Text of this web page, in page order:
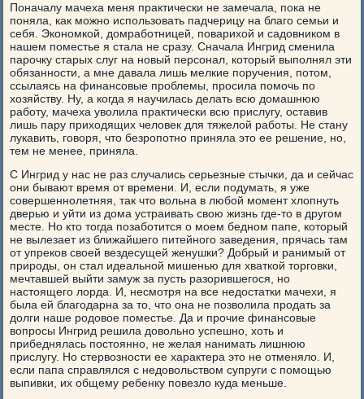
Поначалу мачеха меня практически не замечала, пока не
поняла, как можно использовать падчерицу на благо семьи и
себя. Экономкой, домработницей, поварихой и садовником в
нашем поместье я стала не сразу. Сначала Ингрид сменила
парочку старых слуг на новый персонал, который выполнял эти
обязанности, а мне давала лишь мелкие поручения, потом,
ссылаясь на финансовые проблемы, просила помочь по
хозяйству. Ну, а когда я научилась делать всю домашнюю
работу, мачеха уволила практически всю прислугу, оставив
лишь пару приходящих человек для тяжелой работы. Не стану
лукавить, говоря, что безропотно приняла это ее решение, но,
тем не менее, приняла.
С Ингрид у нас не раз случались серьезные стычки, да и сейчас
они бывают время от времени. И, если подумать, я уже
совершеннолетняя, так что вольна в любой момент хлопнуть
дверью и уйти из дома устраивать свою жизнь где-то в другом
месте. Но кто тогда позаботится о моем бедном папе, который
не вылезает из ближайшего питейного заведения, прячась там
от упреков своей вездесущей женушки? Добрый и ранимый от
природы, он стал идеальной мишенью для хваткой торговки,
мечтавшей выйти замуж за пусть разорившегося, но
настоящего лорда. И, несмотря на все недостатки мачехи, я
была ей благодарна за то, что она не позволила продать за
долги наше родовое поместье. Да и прочие финансовые
вопросы Ингрид решила довольно успешно, хоть и
прибеднялась постоянно, не желая нанимать лишнюю
прислугу. Но стервозности ее характера это не отменяло. И,
если папа справлялся с недовольством супруги с помощью
выпивки, их общему ребенку повезло куда меньше.